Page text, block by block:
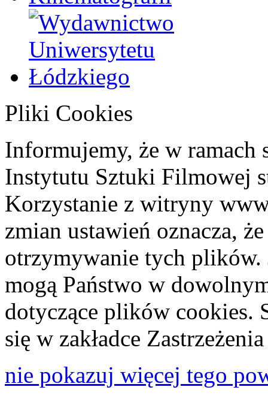
Pliki Cookies
Informujemy, że w ramach
Instytutu Sztuki Filmowej
Korzystanie z witryny
zmian ustawień oznacza,
otrzymywanie tych plików.
mogą Państwo w
dotyczące plików cookies.
się w zakładce
nie pokazuj więcej tego